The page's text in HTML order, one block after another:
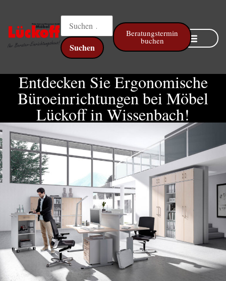
Beratungstermin
buchen
Entdecken Sie Ergonomische
Büroeinrichtungen bei Möbel
Lückoff in Wissenbach!